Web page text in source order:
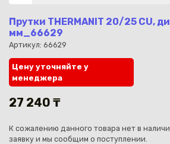
Каз
Прутки THERMANIT 20/25 CU,
мм_66629
Артикул: 66629
Цену уточняйте у
менеджера
27 240 ₸
К сожалению данного товара нет в
заявку и мы сообщим о поступлении.